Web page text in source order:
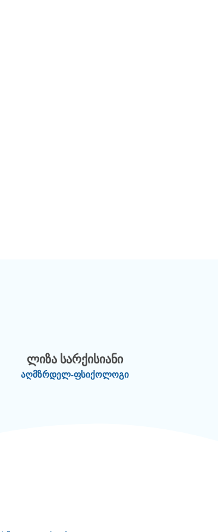
ლიზა სარქისიანი
აღმზრდელ-ფსიქოლოგი